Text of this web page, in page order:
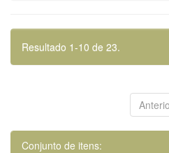
Resultado 1-10 de 23.
Conjunto de itens: